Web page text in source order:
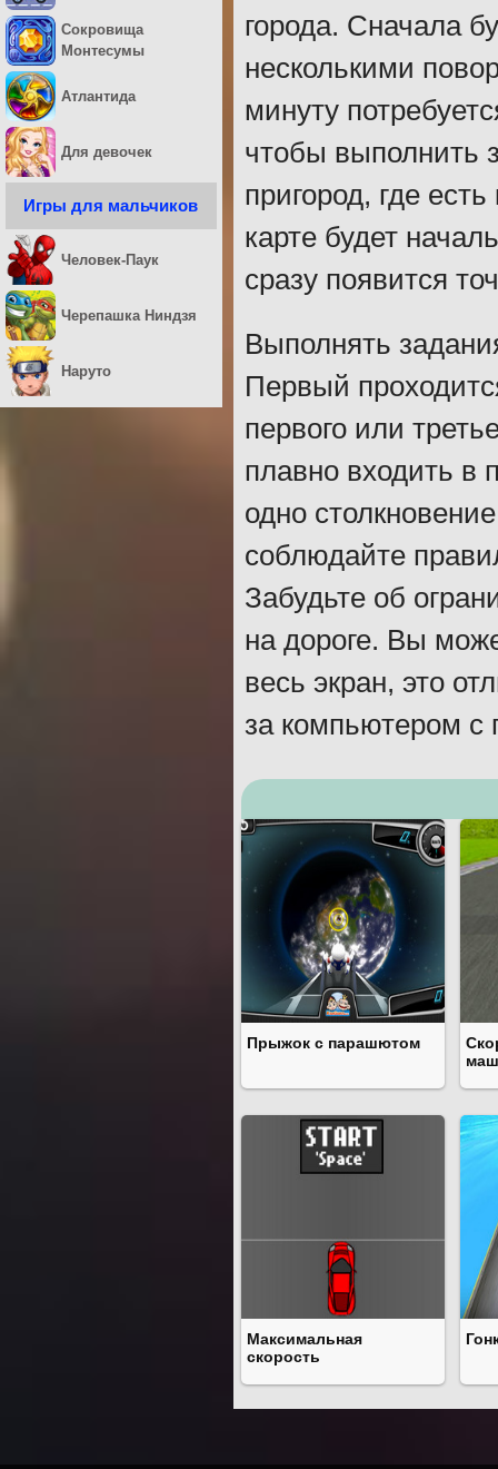
города. Сначала
несколькими
минуту
чтобы выполнить
пригород, где
карте будет
сразу появится
Выполнять
Первый
первого или
плавно входить в
одно
соблюдайте
Забудьте об
на дороге. Вы
весь экран, это
за компьютером с
Прыжок с парашютом
Максимальная
скорость
Сокровища
Монтесумы
Атлантида
Для девочек
Игры для мальчиков
Человек-Паук
Черепашка Ниндзя
Наруто